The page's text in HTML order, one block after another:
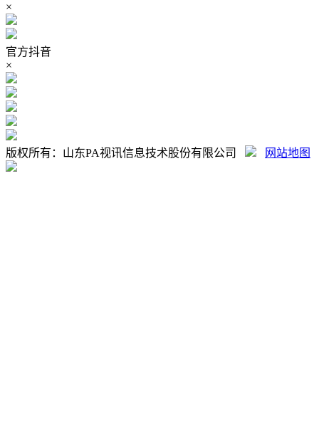
×
官方抖音
×
版权所有：山东PA视讯信息技术股份有限公司 网站地图